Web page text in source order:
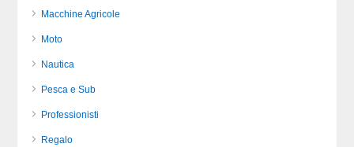
Macchine Agricole
Moto
Nautica
Pesca e Sub
Professionisti
Regalo